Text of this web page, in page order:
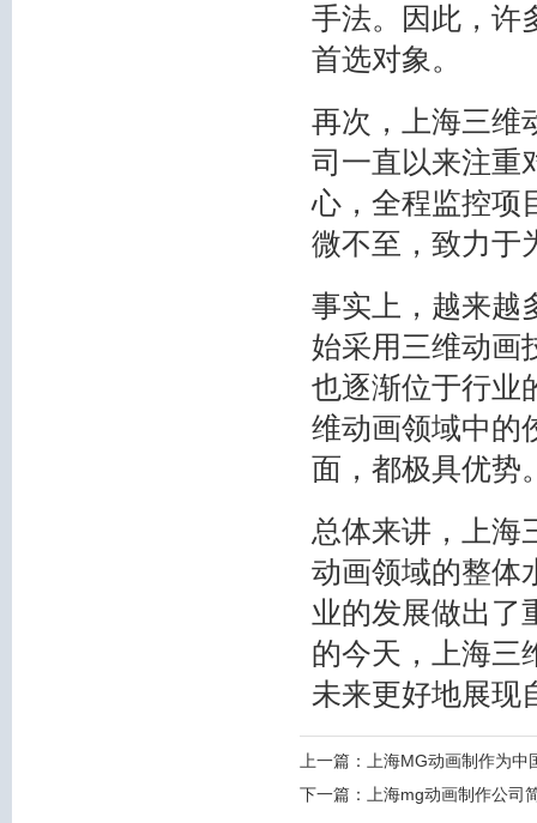
手法。因此，许
首选对象。
再次，上海三维
司一直以来注重
心，全程监控项
微不至，致力于
事实上，越来越
始采用三维动画
也逐渐位于行业
维动画领域中的
面，都极具优势
总体来讲，上海
动画领域的整体
业的发展做出了
的今天，上海三
未来更好地展现
上一篇：
上海MG动画制作为
下一篇：
上海mg动画制作公司